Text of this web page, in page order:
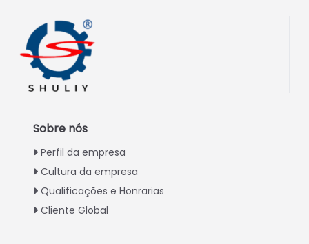
Sobre nós
Perfil da empresa
Cultura da empresa
Qualificações e Honrarias
Cliente Global